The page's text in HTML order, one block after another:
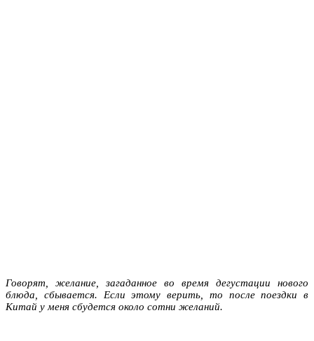
Говорят, желание, загаданное во время дегустации нового
блюда, сбывается. Если этому верить, то после поездки в
Китай у меня сбудется около сотни желаний.